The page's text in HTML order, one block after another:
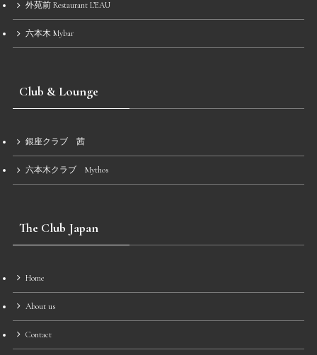
外苑前 Restaurant L’EAU
六本木 Mybar
Club & Lounge
銀座クラブ 茜
六本木クラブ Mythos
The Club Japan
Home
About us
Contact